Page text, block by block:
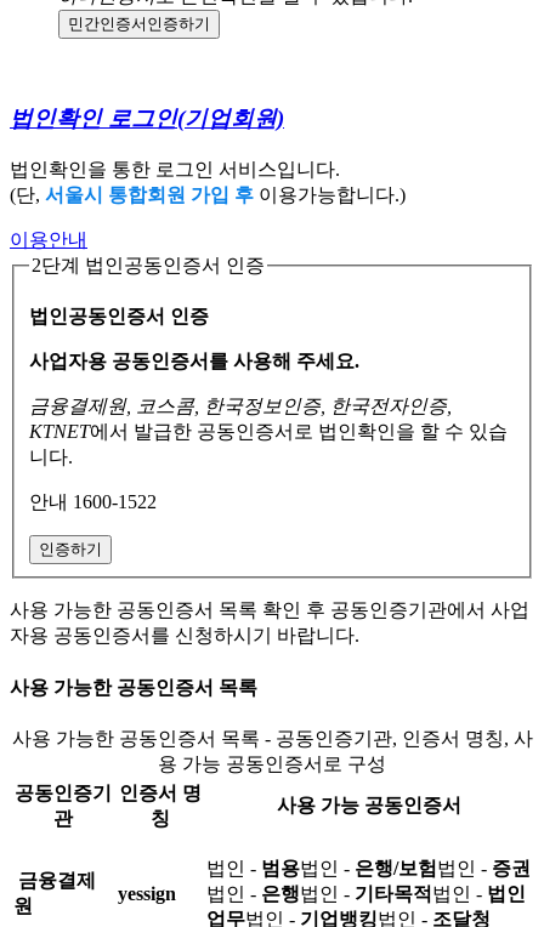
민간인증서 인증하기
법인확인 로그인(기업회원)
법인확인을 통한 로그인 서비스입니다.
(단, 서울시 통합회원 가입 후 이용가능합니다.)
이용안내
2단계 법인공동인증서 인증
법인공동인증서 인증
사업자용 공동인증서를 사용해 주세요.
금융결제원, 코스콤, 한국정보인증, 한국전자인증,
KTNET에서 발급한 공동인증서로 법인확인을 할 수 있습
니다.
안내 1600-1522
인증하기
사용 가능한 공동인증서 목록 확인 후 공동인증기관에서 사업
자용 공동인증서를 신청하시기 바랍니다.
사용 가능한 공동인증서 목록
사용 가능한 공동인증서 목록 - 공동인증기관, 인증서 명칭, 사
용 가능 공동인증서로 구성
공동인증기
관
인증서 명
칭
사용 가능 공동인증서
금융결제
원
yessign
법인 - 범용법인 - 은행/보험 법인 - 증권
법인 - 은행법인 - 기타목적 법인 - 법인
업무법인 - 기업뱅킹법인 - 조달청